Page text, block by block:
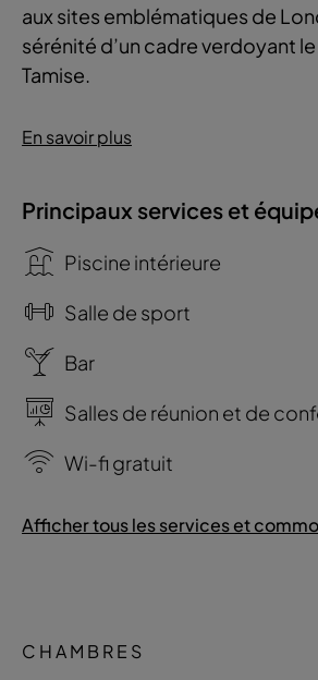
aux sites emblématiques de
sérénité d’un cadre verdoyant
Tamise.
En savoir plus
Principaux services et
Piscine intérieure
Salle de sport
Bar
Salles de réunion et de
Wi-fi gratuit
Afficher tous les services et
CHAMBRES